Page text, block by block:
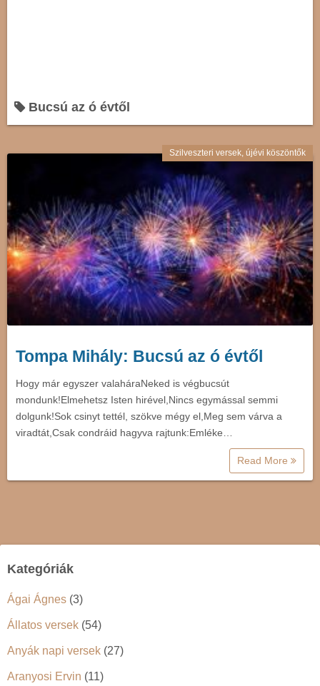
Bucsú az ó évtől
Szilveszteri versek, újévi köszöntők
Tompa Mihály: Bucsú az ó évtől
Hogy már egyszer valaháraNeked is végbucsút
mondunk!Elmehetsz Isten hirével,Nincs egymással semmi
dolgunk!Sok csinyt tettél, szökve mégy el,Meg sem várva a
viradtát,Csak condráid hagyva rajtunk:Emléke…
Read More
Kategóriák
Ágai Ágnes (3)
Állatos versek (54)
Anyák napi versek (27)
Aranyosi Ervin (11)